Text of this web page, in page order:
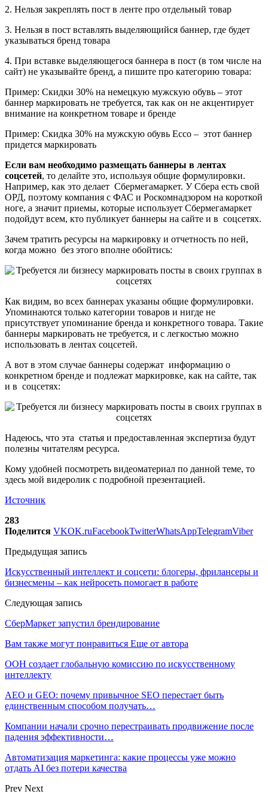
2. Нельзя закреплять пост в ленте про отдельный товар
3. Нельзя в пост вставлять выделяющийся баннер, где будет
указываться бренд товара
4. При вставке выделяющегося баннера в пост (в том числе на
сайт) не указывайте бренд, а пишите про категорию товара:
Пример: Скидки 30% на немецкую мужскую обувь – этот
баннер маркировать не требуется, так как он не акцентирует
внимание на конкретном товаре и бренде
Пример: Скидка 30% на мужскую обувь Ecco – этот баннер
придется маркировать
Если вам необходимо размещать баннеры в лентах
соцсетей, то делайте это, используя общие формулировки.
Например, как это делает Сбермегамаркет. У Сбера есть свой
ОРД, поэтому компания с ФАС и Роскомнадзором на короткой
ноге, а значит приемы, которые использует Сбермегамаркет
подойдут всем, кто публикует баннеры на сайте и в соцсетях.
Зачем тратить ресурсы на маркировку и отчетность по ней,
когда можно без этого вполне обойтись:
Как видим, во всех баннерах указаны общие формулировки.
Упоминаются только категории товаров и нигде не
присутствует упоминание бренда и конкретного товара. Такие
баннеры маркировать не требуется, и с легкостью можно
использовать в лентах соцсетей.
А вот в этом случае баннеры содержат информацию о
конкретном бренде и подлежат маркировке, как на сайте, так
и в соцсетях:
Надеюсь, что эта статья и предоставленная экспертиза будут
полезны читателям ресурса.
Кому удобней посмотреть видеоматериал по данной теме, то
здесь мой видеролик с подробной презентацией.
Источник
283
Поделится VKOK.ruFacebookTwitterWhatsAppTelegramViber
Предыдущая запись
Искусственный интеллект и соцсети: блогеры, фрилансеры и
бизнесмены – как нейросеть помогает в работе
Следующая запись
СберМаркет запустил брендирование
Вам также могут понравиться Еще от автора
ООН создает глобальную комиссию по искусственному
интеллекту
AEO и GEO: почему привычное SEO перестает быть
единственным способом получать…
Компании начали срочно перестраивать продвижение после
падения эффективности…
Автоматизация маркетинга: какие процессы уже можно
отдать AI без потери качества
Prev Next